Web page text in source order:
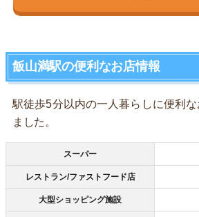
飯山満駅の便利なお店情報
駅徒歩5分以内の一人暮らしに便利
ました。
スーパー
レストラン/ファストフード店
大型ショッピング施設